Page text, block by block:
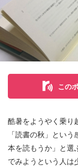
この
酷暑をようやく乗り
「読書の秋」とい
本を読もうか」と選
でみようという人は